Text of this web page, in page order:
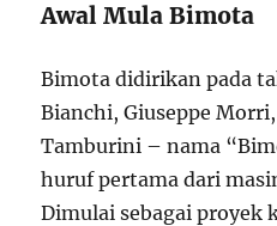
Awal Mula Bimota
Bimota didirikan pada
Bianchi, Giuseppe
Tamburini – nama
huruf pertama dari
Dimulai sebagai proyek